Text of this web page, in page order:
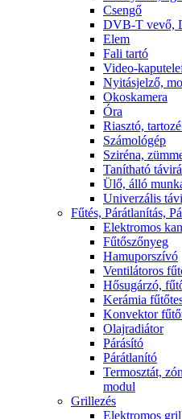
Csengő
DVB-T vevő,
Elem
Fali tartó
Video-
Nyitásjelző,
Okoskamera
Óra
Riasztó,
Számológép
Sziréna,
Tanítható
Ülő, álló
Univerzális
Fűtés, Párátlanítás,
Elektromos
Fűtőszőnyeg
Hamuporszívó
Ventilátoros
Hősugárzó,
Kerámia
Konvektor
Olajradiátor
Párásító
Párátlanító
Termosztát,
modul
Grillezés
Elektromos